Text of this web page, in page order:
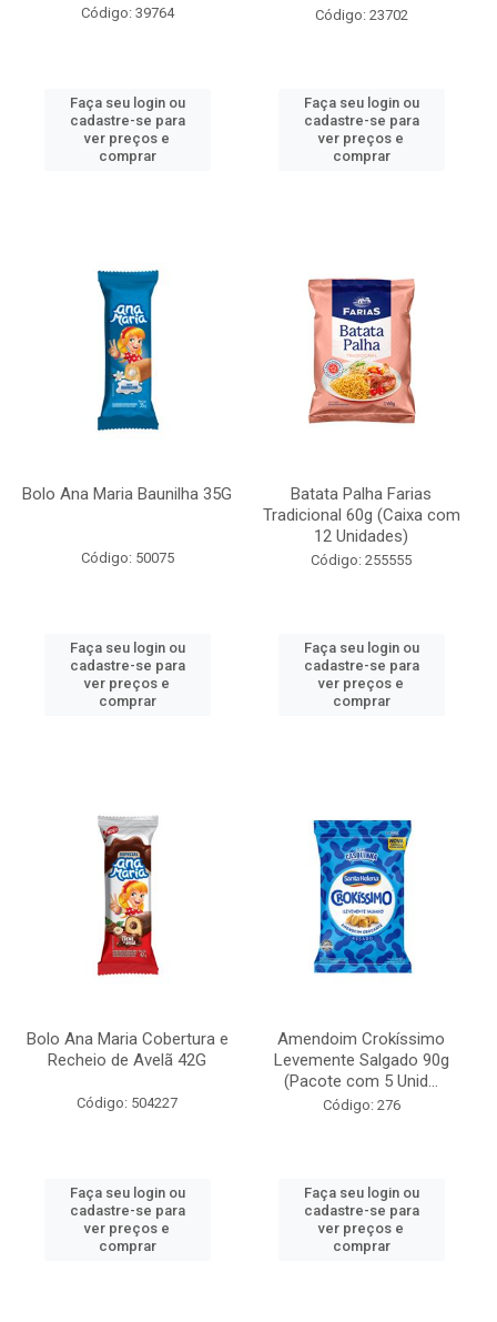
Código: 39764
Faça seu login ou
cadastre-se para
ver preços e
comprar
Código: 23702
Faça seu login ou
cadastre-se para
ver preços e
comprar
Bolo Ana Maria Baunilha 35G
Código: 50075
Faça seu login ou
cadastre-se para
ver preços e
comprar
Batata Palha Farias
Tradicional 60g (Caixa com
12 Unidades)
Código: 255555
Faça seu login ou
cadastre-se para
ver preços e
comprar
Bolo Ana Maria Cobertura e
Recheio de Avelã 42G
Código: 504227
Faça seu login ou
cadastre-se para
ver preços e
comprar
Amendoim Crokíssimo
Levemente Salgado 90g
(Pacote com 5 Unid...
Código: 276
Faça seu login ou
cadastre-se para
ver preços e
comprar